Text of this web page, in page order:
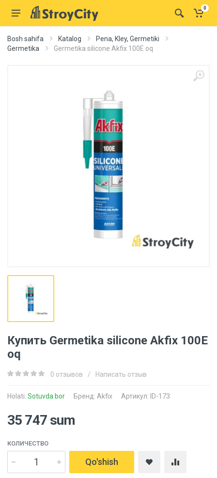
0
Bosh sahifa Katalog
Pena, Kley, Germetiki
Germetika
Germetika silicone Akfix 100E oq
Купить Germetika silicone Akfix 100E
oq
0 отзывов / Написать отзыв
Holati: Sotuvda bor Бренд: Akfix Артикул: ID-173
35 747 sum
КОЛИЧЕСТВО
Qo'shish